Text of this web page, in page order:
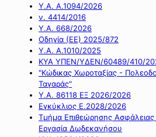
Υ.Α. Α.1094/2026
ν. 4414/2016
Y.A. 668/2026
Οδηγία (ΕΕ) 2025/872
Υ.Α. Α.1010/2025
ΚΥΑ ΥΠΕΝ/ΥΔΕΝ/60489/410/
"Κώδικας Χωροταξίας -
Ταγαράς"
Υ.Α. 86118 ΕΞ 2026/2026
Εγκύκλιος Ε.2028/2026
Τμήμα Επιθεώρησης Ασφάλειας
Εργασία Δωδεκανήσου